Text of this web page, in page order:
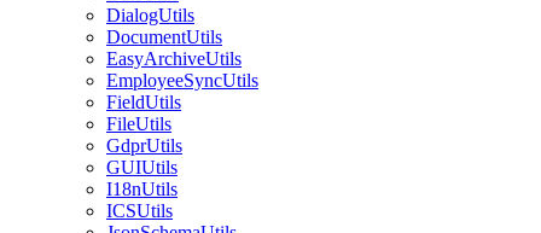
DialogUtils
DocumentUtils
EasyArchiveUtils
EmployeeSyncUtils
FieldUtils
FileUtils
GdprUtils
GUIUtils
I18nUtils
ICSUtils